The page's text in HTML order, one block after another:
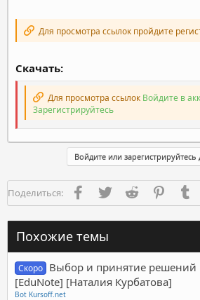
Для просмотра ссылок пройдите
Скачать:
Для просмотра ссылок Войдите в
Зарегистрируйтесь
Войдите или зарегистрируйтесь
Поделиться: FacebookTwitter Reddit Pinterest
Похожие темы
Скоро Выбор и принятие решений
[EduNote] [Наталия Курбатова]
Bot Kursoff.net